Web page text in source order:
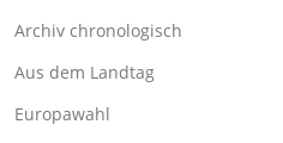
Archiv chronologisch
Aus dem Landtag
Europawahl